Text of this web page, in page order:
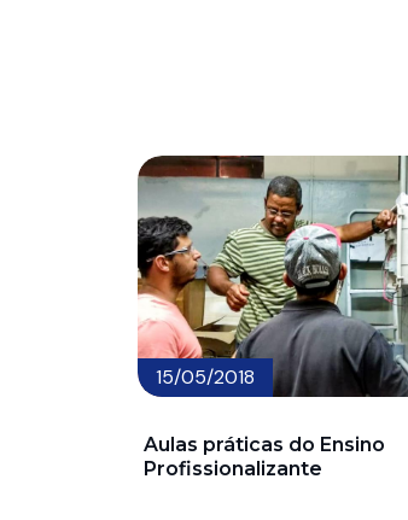
15/05/2018
Aulas práticas do Ensino
Profissionalizante